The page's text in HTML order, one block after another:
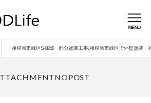
相模原市緑区S様邸 部分塗装工事/相模原市緑区で外壁塗装・